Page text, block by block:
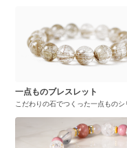
一点ものブレスレット
こだわりの石でつくった一点ものシ